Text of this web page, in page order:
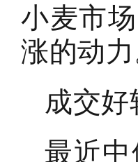
小麦市
涨的动力
成交
最近